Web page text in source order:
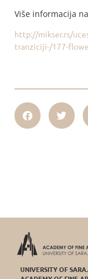
Više informacija
http://mikser.rs/
tranziciji-/177-
UNIVERSITY OF